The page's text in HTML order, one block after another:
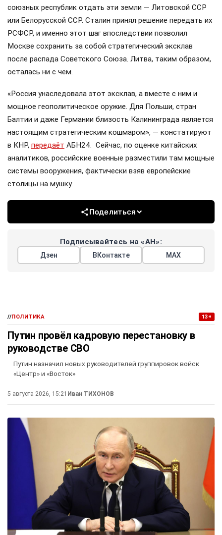
союзных республик отдать эти земли — Литовской ССР
или Белорусской ССР. Сталин принял решение передать их
РСФСР, и именно этот шаг впоследствии позволил
Москве сохранить за собой стратегический эксклав
после распада Советского Союза. Литва, таким образом,
осталась ни с чем.
«Россия унаследовала этот эксклав, а вместе с ним и
мощное геополитическое оружие. Для Польши, стран
Балтии и даже Германии близость Калининграда является
настоящим стратегическим кошмаром», — констатируют
в КНР, передаёт АБН24. Сейчас, по оценке китайских
аналитиков, российские военные разместили там мощные
системы вооружения, фактически взяв европейские
столицы на мушку.
Поделиться
Подписывайтесь на «АН»:
Дзен ВКонтакте МАХ
//ПОЛИТИКА 13+
Путин провёл кадровую перестановку в
руководстве СВО
Путин назначил новых руководителей группировок войск
«Центр» и «Восток»
5 августа 2026, 15:21 Иван ТИХОНОВ